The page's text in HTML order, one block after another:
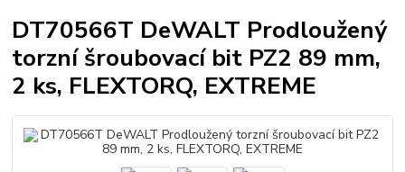
DT70566T DeWALT Prodloužený
torzní šroubovací bit PZ2 89 mm,
2 ks, FLEXTORQ, EXTREME